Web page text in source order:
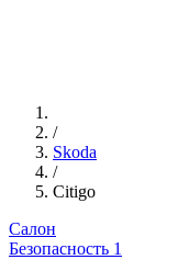
/
Skoda
/
Citigo
Салон
Безопасность 1